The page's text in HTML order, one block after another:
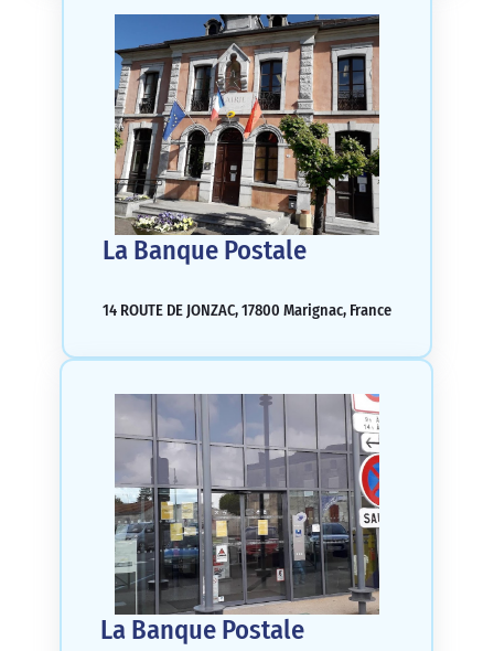
La Banque Postale
14 ROUTE DE JONZAC, 17800 Marignac, France
La Banque Postale